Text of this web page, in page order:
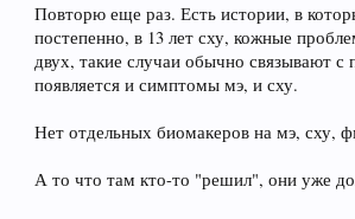
4. Миалгический энцефаломиелит (несмотря на
M.Э. эксперт Dr Byron Hyde:
(CDC) в 1988 году, описывается
Определение CDC не является заболеванием.
Если вам исключили все другие болезни,
Повторю еще раз. Есть истории, в
постепенно, в 13 лет сху, кожные
двух, такие случаи обычно связывают
появляется и симптомы мэ, и сху.
Нет отдельных биомакеров на мэ, сху,
А то что там кто-то "решил", они уже